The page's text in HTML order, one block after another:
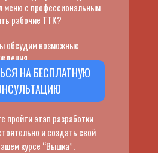
меню с профессиональным
рабочие ТТК?
обсудим возможные
пройти этап разработки
и создать свой
курсе “Вышка”.
НА БЕСПЛАТНУЮ